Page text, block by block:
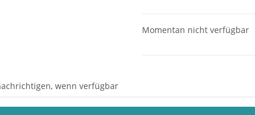
Momentan nicht verfügbar
wenn verfügbar